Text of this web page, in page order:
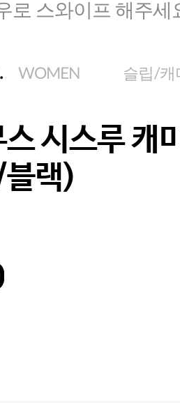
로 스와이프 해주세
. WOMEN 슬립/캐
시스루 캐
랙)
5만원 이